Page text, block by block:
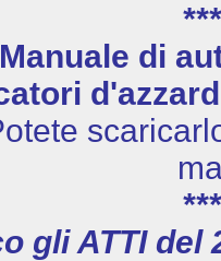
Manuale di
gli ATTI del